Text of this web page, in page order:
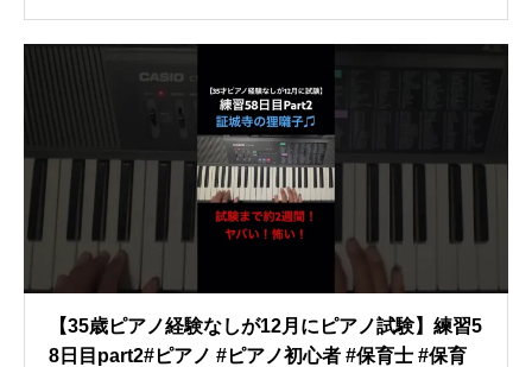
【35歳ピアノ経験なしが12月にピアノ試験】練習5
8日目part2#ピアノ #ピアノ初心者 #保育士 #保育